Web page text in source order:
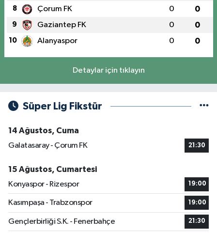
8 Çorum FK 0 0
9 Gaziantep FK 0 0
10 Alanyaspor 0 0
Detaylar için tıklayın
Süper Lig Fikstür
14 Ağustos, Cuma
Galatasaray - Çorum FK
21:30
15 Ağustos, Cumartesi
Konyaspor - Rizespor
19:00
Kasımpaşa - Trabzonspor 19:00
Gençlerbirliği S.K. - Fenerbahçe 21:30